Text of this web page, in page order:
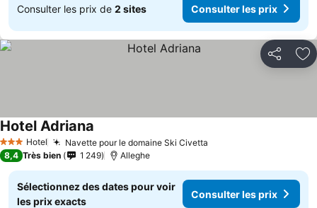
Consulter les prix de 2 sites Consulter les prix
Partager
3 ÉtoilesHotel Navette pour le domaine Ski Civetta
Hotel Adriana
8,4 Très bien 1 249 Alleghe
Sélectionnez des dates pour voir
les prix exacts
Consulter les prix